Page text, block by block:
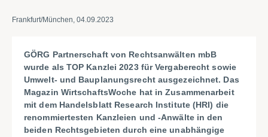
Frankfurt/München, 04.09.2023
GÖRG Partnerschaft von Rechtsanwälten mbB
wurde als TOP Kanzlei 2023 für Vergaberecht sowie
Umwelt- und Bauplanungsrecht ausgezeichnet. Das
Magazin WirtschaftsWoche hat in Zusammenarbeit
mit dem Handelsblatt Research Institute (HRI) die
renommiertesten Kanzleien und -Anwälte in den
beiden Rechtsgebieten durch eine unabhängige